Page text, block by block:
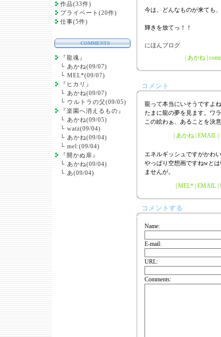
作品(33件)
プライベート(20件)
仕事(5件)
COMMENTS
『龍魂』
└ あかね(09/07)
└ MEL*(09/07)
『ヒカリ』
└ あかね(09/07)
└ ウルトラの父(09/05)
『楽園へ消えるもの』
└ あかね(09/05)
└ watz(09/04)
└ あかね(09/04)
└ mel:(09/04)
『開かぬ扉』
└ あかね(09/04)
└ あ(09/04)
今は、どんなものが来ても
輝きを放てっ！！
あかね|
コメント
龍って本当にいそうですよ
たまに龍の夢を見ます。ワラ
この絵わぁ、あることを決
| あかね | EMAIL |
エネルギッシュですがかわ
やっぱり空想画ですねwと
ませんが。
| MEL* | EMAIL |
コメントする
Name:
E-mail:
URL:
Comments: